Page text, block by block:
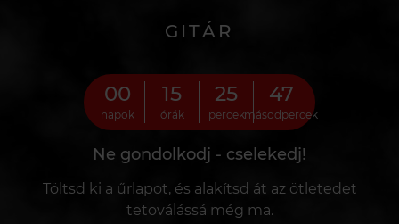
GITÁR
00
napok
15
órák
25
percek
46
másodpercek
Ne gondolkodj - cselekedj!
Töltsd ki a űrlapot, és alakítsd át az ötletedet
tetoválássá még ma.